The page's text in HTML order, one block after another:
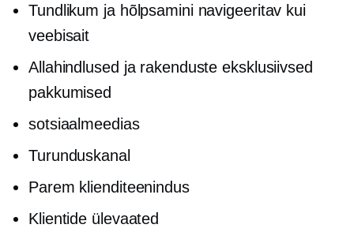
Tundlikum ja hõlpsamini navigeeritav kui
veebisait
Allahindlused ja rakenduste eksklusiivsed
pakkumised
sotsiaalmeedias
Turunduskanal
Parem klienditeenindus
Klientide ülevaated